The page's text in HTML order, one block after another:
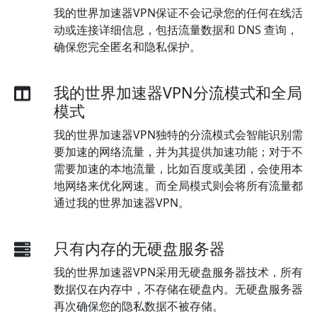
我的世界加速器VPN保证不会记录您的任何在线活
动或连接详细信息，包括流量数据和 DNS 查询，
确保您完全匿名和隐私保护。
我的世界加速器VPN分流模式和全局
模式
我的世界加速器VPN独特的分流模式会智能识别需
要加速的网络流量，并为其提供加速功能；对于不
需要加速的本地流量，比如百度或美团，会使用本
地网络来优化网速。而全局模式则会将所有流量都
通过我的世界加速器VPN。
只有内存的无硬盘服务器
我的世界加速器VPN采用无硬盘服务器技术，所有
数据仅在内存中，不存储在硬盘内。无硬盘服务器
再次确保您的隐私数据不被存储。